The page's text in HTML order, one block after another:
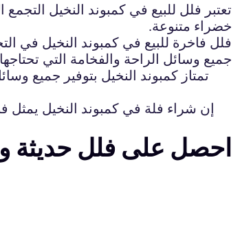
تعتبر فلل للبيع في كمبوند النخيل
خضراء متنوعة.
فلل فاخرة للبيع في كمبوند النخيل في
جميع وسائل الراحة والفخامة التي
تمتاز كمبوند النخيل بتوفير جميع
إن شراء فلة في كمبوند النخيل يمثل
احصل على فلل حديثة